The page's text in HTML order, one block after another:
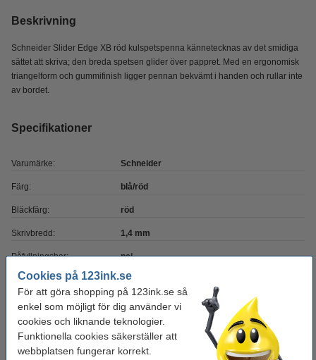
Cookies på 123ink.se
För att göra shopping på 123ink.se så
enkel som möjligt för dig använder vi
cookies och liknande teknologier.
Funktionella cookies säkerställer att
webbplatsen fungerar korrekt.
Beskrivning
Schneider Slider Edge XB röd kulspetspenna kännetecknas av det smidiga
sättet att skriva; den breda spetsen glider över pappret. Med en ergonomisk
triangelform och gummifinish ligger pennan bekvämt i handen och rullar inte
av bordet.
Specifikationer
Varumärke: Schneider
Färg: blå/röd
Bläckfärg: röd
Skrivbredd: 1,4 mm
Påfyllningsbar: nej
Antal: 1 st
Vårt artikelnr: 217080